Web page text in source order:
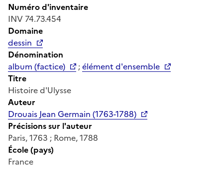
Numéro d'inventaire
INV 74.73.454
Domaine
dessin
Dénomination
album (factice)
;élément d'ensemble
Titre
Histoire d'Ulysse
Auteur
Drouais Jean Germain (1763-1788)
Précisions sur l'auteur
Paris, 1763 ; Rome, 1788
École (pays)
France